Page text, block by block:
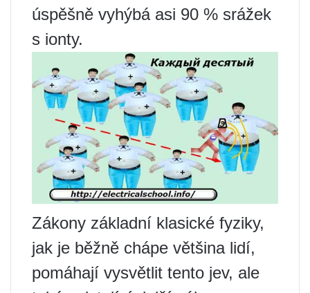
úspěšně vyhýbá asi 90 % srážek
s ionty.
Zákony základní klasické fyziky,
jak je běžně chápe většina lidí,
pomáhají vysvětlit tento jev, ale